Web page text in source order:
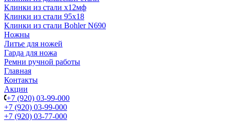
Клинки из стали х12мф
Клинки из стали 95х18
Клинки из стали Bohler N690
Ножны
Литье для ножей
Гарда для ножа
Ремни ручной работы
Главная
Контакты
Акции
+7 (920) 03-99-000
+7 (920) 03-99-000
+7 (920) 03-77-000